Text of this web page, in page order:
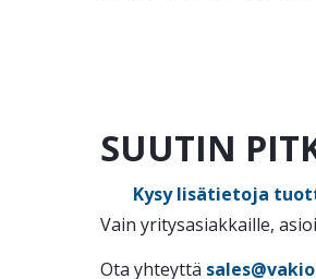
SUUTIN
Kysy lisätietoja
Vain yritysasiakkaille,
Ota yhteyttä